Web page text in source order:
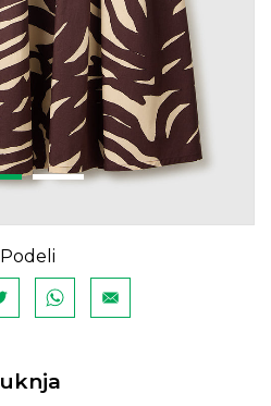
Podeli